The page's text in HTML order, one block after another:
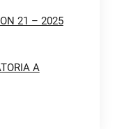
21 – 2025
A